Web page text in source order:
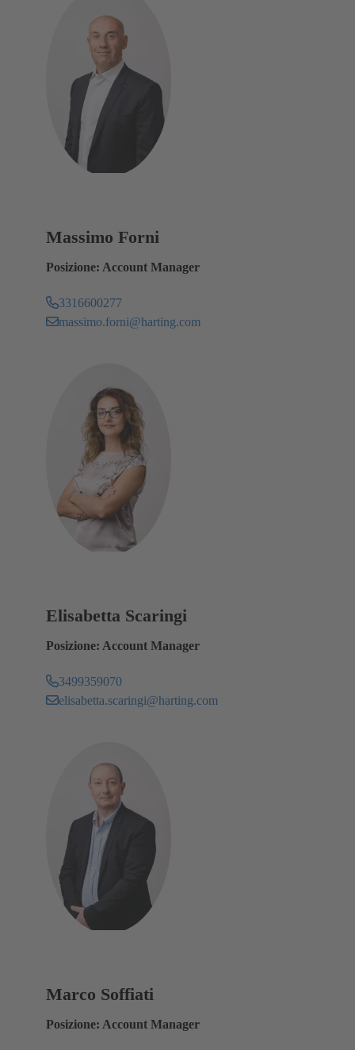
Massimo Forni
Posizione: Account Manager
3316600277
massimo.forni@harting.com
Elisabetta Scaringi
Posizione: Account Manager
3499359070
elisabetta.scaringi@harting.com
Marco Soffiati
Posizione: Account Manager